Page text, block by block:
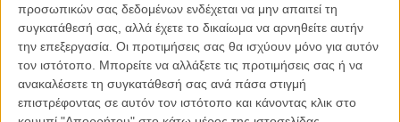
προσωπικών σας δεδομένων ενδέχεται να μην απαιτεί τη
συγκατάθεσή σας, αλλά έχετε το δικαίωμα να αρνηθείτε αυτήν
την επεξεργασία. Οι προτιμήσεις σας θα ισχύουν μόνο για αυτόν
τον ιστότοπο. Μπορείτε να αλλάξετε τις προτιμήσεις σας ή να
ανακαλέσετε τη συγκατάθεσή σας ανά πάσα στιγμή
επιστρέφοντας σε αυτόν τον ιστότοπο και κάνοντας κλικ στο
Για άλλη μια φορά, και για κάποιο άγνωστο λόγο, η χρονολογική
σειρά των γεγονότων της σειράς πάει περίπατο καθώς
υποδεχόμαστε καινούργιους χαρακτήρες με ένα πλήρες αδιάφορο
origin story του Leatherface. Μέσα σε ένα σενάριο το οποίο μοιάζει
γραμμένο στο πόδι, με ανύπαρκτη σκηνοθεσία και ερμηνείες για
αρκετά βατόμουρα, θα χρειαστεί αρκετή προσπάθεια για να βρει